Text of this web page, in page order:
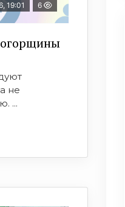
19:01 6
не
...